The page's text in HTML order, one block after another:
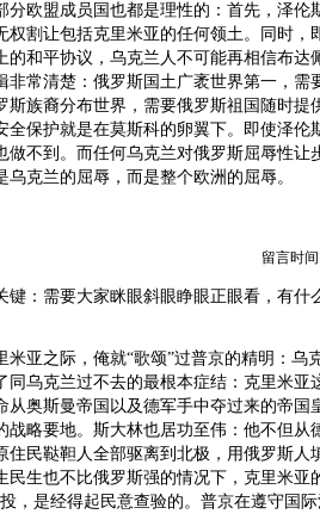
分欧盟成员国也都是理性的：首先，泽伦
权割让包括克里米亚的任何领土。同时，
的和平协议，乌克兰人不可能再相信布达
非常清楚：俄罗斯国土广袤世界第一，需
斯族裔分布世界，需要俄罗斯祖国随时提
全保护就是在莫斯科的卵翼下。即使泽伦
做不到。而任何乌克兰对俄罗斯屈辱性让
乌克兰的屈辱，而是整个欧洲的屈辱。
留言时间
键：需要大家眯眼斜眼睁眼正眼看，有什
米亚之际，俺就“歌颂”过普京的精明：乌
同乌克兰过不去的最根本症结：克里米亚
从奥斯曼帝国以及德军手中夺过来的帝
战略要地。斯大林也居功至伟：他不但从
住民鞑靼人全部驱离到北极，用俄罗斯人
民生也不比俄罗斯强的情况下，克里米亚
，是经得起民意查验的。普京在遵守国